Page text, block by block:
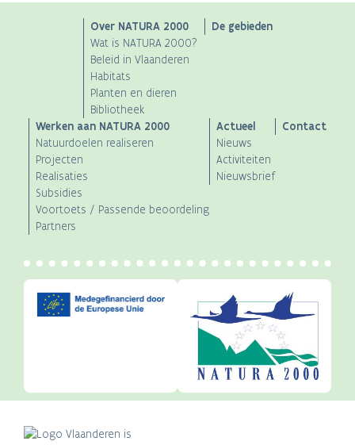
navigation
Over NATURA 2000
Wat is NATURA 2000?
Beleid in Vlaanderen
Habitats
Planten en dieren
Bibliotheek
De gebieden
Werken aan NATURA 2000
Natuurdoelen realiseren
Projecten
Realisaties
Subsidies
Voortoets / Passende beoordeling
Partners
Actueel
Nieuws
Activiteiten
Nieuwsbrief
Contact